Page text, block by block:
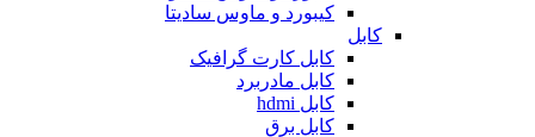
کیبورد و ماوس سادیتا
کابل
کابل کارت گرافیک
کابل مادربرد
کابل hdmi
کابل برق